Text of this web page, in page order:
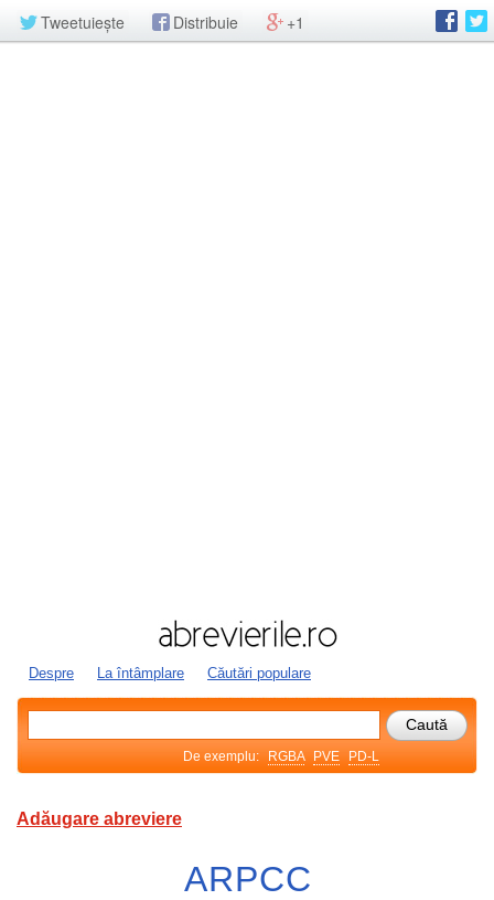
Tweetuiește Distribuie +1
Despre La întâmplare Căutări populare
De exemplu: RGBA PVE PD-L
Adăugare abreviere
ARPCC